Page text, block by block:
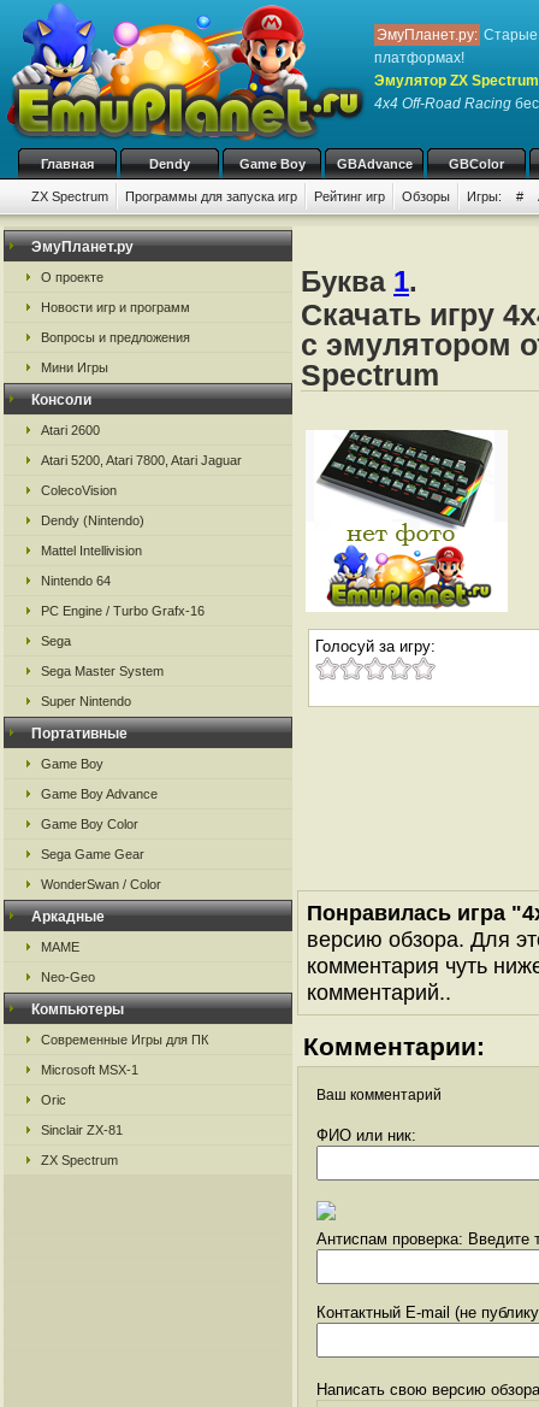
ЭмуПланет.ру: Старые
платформах!
Эмулятор ZX
4x4 Off-Road Racing
Главная Dendy Game Boy GBAdvance GBColor
ZX Spectrum Программы для запуска игр Рейтинг игр Обзоры Игры: #
ЭмуПланет.ру
О проекте
Новости игр и программ
Вопросы и предложения
Мини Игры
Консоли
Atari 2600
Atari 5200, Atari 7800, Atari Jaguar
ColecoVision
Dendy (Nintendo)
Mattel Intellivision
Nintendo 64
PC Engine / Turbo Grafx-16
Sega
Sega Master System
Super Nintendo
Портативные
Game Boy
Game Boy Advance
Game Boy Color
Sega Game Gear
WonderSwan / Color
Аркадные
MAME
Neo-Geo
Компьютеры
Современные Игры для ПК
Microsoft MSX-1
Oric
Sinclair ZX-81
ZX Spectrum
Буква 1.
Скачать игру
с эмулятором
Spectrum
Голосуй за игру:
Понравилась игра
версию обзора. Для
комментария чуть
комментарий..
Комментарии:
Ваш комментарий
ФИО или ник:
Антиспам проверка: Введите
Контактный E-mail (не
Написать свою версию